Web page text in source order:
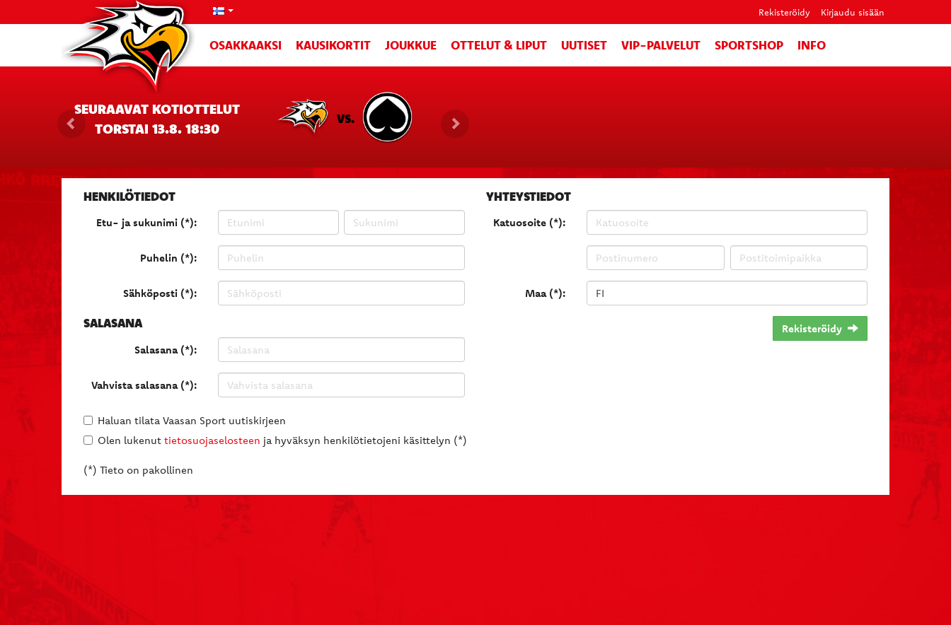
Rekisteröidy Kirjaudu sisään
OSAKKAAKSI KAUSIKORTIT JOUKKUE OTTELUT & LIPUT UUTISET VIP-PALVELUT SPORTSHOP INFO
SEURAAVAT KOTIOTTELUT
TORSTAI 13.8. 18:30
VS.
HENKILÖTIEDOT
Etu- ja sukunimi (*):
Puhelin (*):
Sähköposti (*):
SALASANA
Salasana (*):
Vahvista salasana (*):
YHTEYSTIEDOT
Katuosoite (*):
Maa (*):
Rekisteröidy
Haluan tilata Vaasan Sport uutiskirjeen
Olen lukenut tietosuojaselosteen ja hyväksyn henkilötietojeni käsittelyn (*)
(*) Tieto on pakollinen